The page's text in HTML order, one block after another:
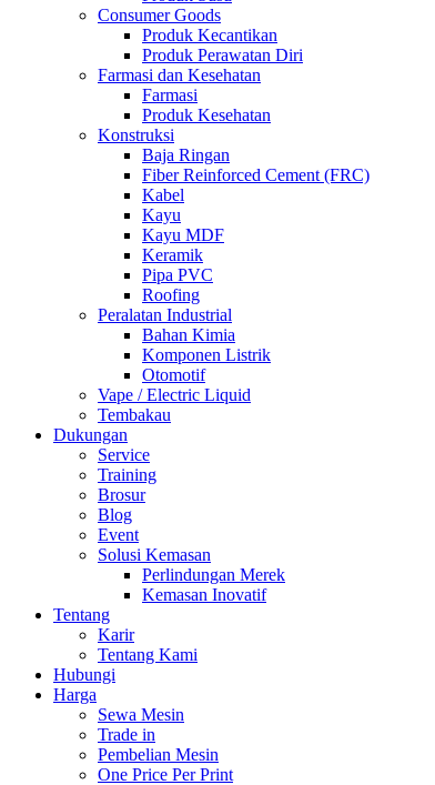
Consumer Goods
Produk Kecantikan
Produk Perawatan Diri
Farmasi dan Kesehatan
Farmasi
Produk Kesehatan
Konstruksi
Baja Ringan
Fiber Reinforced Cement (FRC)
Kabel
Kayu
Kayu MDF
Keramik
Pipa PVC
Roofing
Peralatan Industrial
Bahan Kimia
Komponen Listrik
Otomotif
Vape / Electric Liquid
Tembakau
Dukungan
Service
Training
Brosur
Blog
Event
Solusi Kemasan
Perlindungan Merek
Kemasan Inovatif
Tentang
Karir
Tentang Kami
Hubungi
Harga
Sewa Mesin
Trade in
Pembelian Mesin
One Price Per Print